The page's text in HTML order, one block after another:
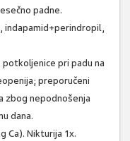
padne.
indapamid+perindropil,
pri padu na
preporučeni
zbog nepodnošenja
dana.
Ca). Nikturija 1x.